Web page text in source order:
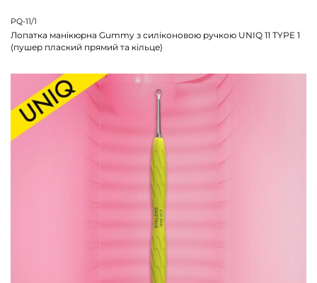
PQ-11/1
Лопатка манікюрна Gummy з силіконовою ручкою UNIQ 11 TYPE 1
(пушер плаский прямий та кільце)